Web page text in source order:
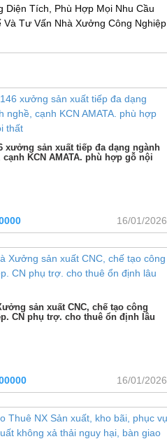
Diện Tích, Phù Hợp Mọi Nhu Cầu
Tư Vấn Nhà Xưởng Công Nghiệp
xưởng sản xuất tiếp đa dạng ngành
cạnh KCN AMATA. phù hợp gỗ nội
16/01/2026
sản xuất CNC, chế tạo công
CN phụ trợ. cho thuê ổn định lâu
16/01/2026